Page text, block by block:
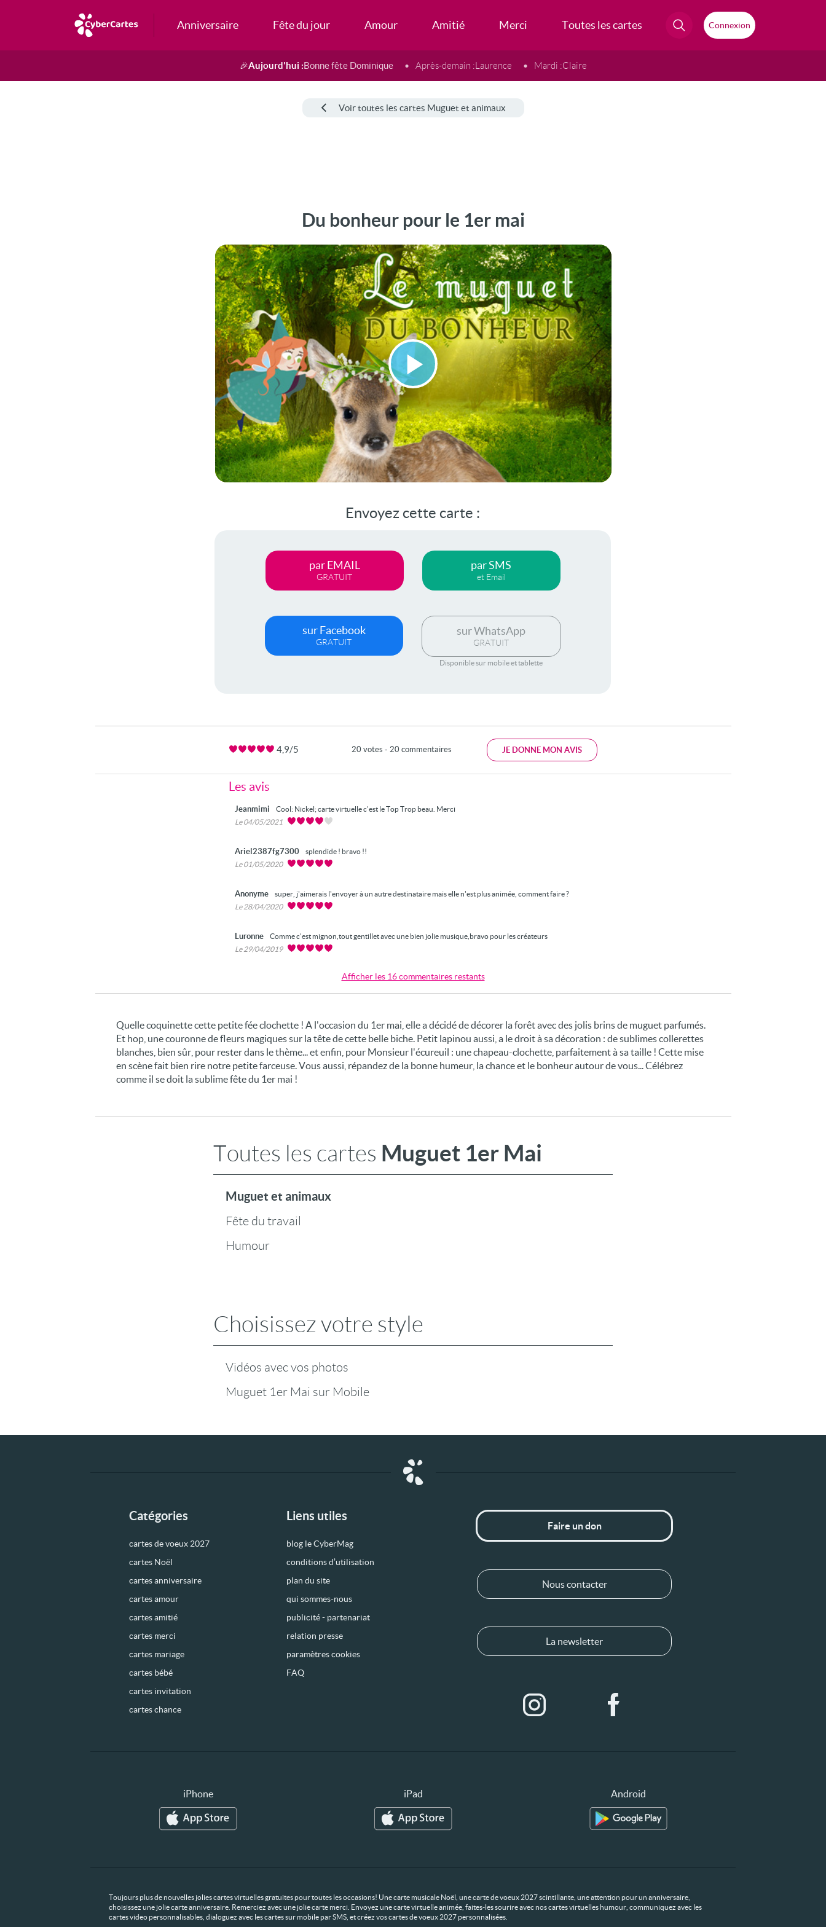
Anniversaire Fête du jour Amour Amitié Merci Toutes les cartes Connexion
🎉Aujourd'hui :Bonne fête Dominique Après-demain :Laurence Mardi :Claire
Voir toutes les cartes Muguet et animaux
Du bonheur pour le 1er mai
Lire
la
vidéo
Envoyez cette carte :
par EMAIL
GRATUIT
par SMS
et Email
sur Facebook
GRATUIT
sur WhatsApp
GRATUIT
Disponible sur mobile et tablette
4,9/5 20 votes - 20 commentaires JE DONNE MON AVIS
Les avis
Jeanmimi
Cool: Nickel; carte virtuelle c'est le Top Trop beau. Merci
Le 04/05/2021
Ariel2387fg7300
splendide ! bravo !!
Le 01/05/2020
Anonyme
super, j'aimerais l'envoyer à un autre destinataire mais elle n'est plus animée, comment faire ?
Le 28/04/2020
Luronne
Comme c'est mignon,tout gentillet avec une bien jolie musique,bravo pour les créateurs
Le 29/04/2019
Afficher les 16 commentaires restants
Quelle coquinette cette petite fée clochette ! A l'occasion du 1er mai, elle a décidé de décorer la forêt avec des jolis brins de muguet parfumés.
Et hop, une couronne de fleurs magiques sur la tête de cette belle biche. Petit lapinou aussi, a le droit à sa décoration : de sublimes collerettes
blanches, bien sûr, pour rester dans le thème... et enfin, pour Monsieur l'écureuil : une chapeau-clochette, parfaitement à sa taille ! Cette mise
en scène fait bien rire notre petite farceuse. Vous aussi, répandez de la bonne humeur, la chance et le bonheur autour de vous... Célébrez
comme il se doit la sublime fête du 1er mai !
Toutes les cartes Muguet 1er Mai
Muguet et animaux
Fête du travail
Humour
Choisissez votre style
Vidéos avec vos photos
Muguet 1er Mai sur Mobile
Catégories
cartes de voeux 2027
cartes Noël
cartes anniversaire
cartes amour
cartes amitié
cartes merci
cartes mariage
cartes bébé
cartes invitation
cartes chance
Liens utiles
blog le CyberMag
conditions d’utilisation
plan du site
qui sommes-nous
publicité - partenariat
relation presse
paramètres cookies
FAQ
Faire un don
Nous contacter
La newsletter
iPhone iPad Android
Toujours plus de nouvelles jolies cartes virtuelles gratuites pour toutes les occasions! Une carte musicale Noël, une carte de voeux 2027 scintillante, une attention pour un anniversaire,
choisissez une jolie carte anniversaire. Remerciez avec une jolie carte merci. Envoyez une carte virtuelle animée, faites-les sourire avec nos cartes virtuelles humour, communiquez avec les
cartes video personnalisables, dialoguez avec les cartes sur mobile par SMS, et créez vos cartes de voeux 2027 personnalisées.